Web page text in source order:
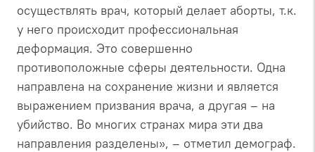
осуществлять врач, который делает аборты, т.к.
у него происходит профессиональная
деформация. Это совершенно
противоположные сферы деятельности. Одна
направлена на сохранение жизни и является
выражением призвания врача, а другая – на
убийство. Во многих странах мира эти два
направления разделены», – отметил демограф.